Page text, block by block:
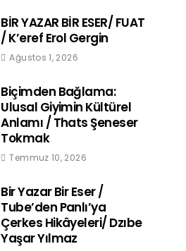
BİR YAZAR BİR ESER/ FUAT
/ K’eref Erol Gergin
Ağustos 1, 2026
Biçimden Bağlama:
Ulusal Giyimin Kültürel
Anlamı / Thats Şeneser
Tokmak
Temmuz 10, 2026
Bir Yazar Bir Eser /
Tube’den Panlı’ya
Çerkes Hikâyeleri/ Dzıbe
Yaşar Yılmaz